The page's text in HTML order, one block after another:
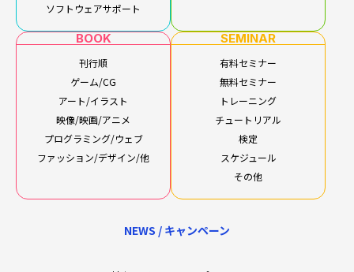
ソフトウェアサポート
BOOK
刊行順
ゲーム/CG
アート/イラスト
映像/映画/アニメ
プログラミング/ウェブ
ファッション/デザイン/他
SEMINAR
有料セミナー
無料セミナー
トレーニング
チュートリアル
検定
スケジュール
その他
NEWS / キャンペーン